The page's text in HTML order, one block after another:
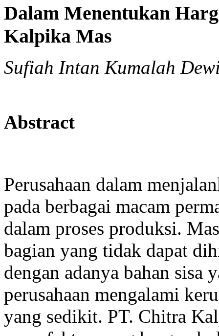
Dalam Menentukan
Kalpika Mas
Sufiah Intan Kumalah
Abstract
Perusahaan dalam
pada berbagai macam
dalam proses produksi.
bagian yang tidak dapat
dengan adanya bahan sisa
perusahaan mengalami
yang sedikit. PT. Chitra